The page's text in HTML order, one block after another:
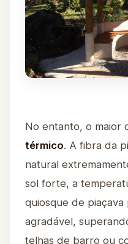
No entanto, o maior
térmico. A fibra da
natural
sol forte, a
quiosque de
agradável,
telhas de barro ou